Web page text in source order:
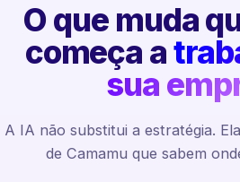
O que muda
começa a
sua
A IA não substitui a estratégia.
de Camamu que sabem